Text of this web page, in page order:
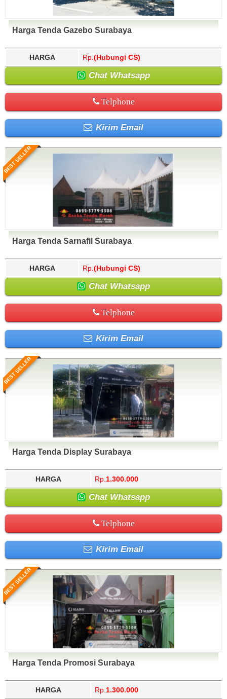
Harga Tenda Gazebo Surabaya
HARGA Rp. (Hubungi CS)
Chat Whatsapp
Telphone
Kirim Email
BEST SELLER
Harga Tenda Sarnafil Surabaya
HARGA Rp. (Hubungi CS)
Chat Whatsapp
Telphone
Kirim Email
BEST SELLER
Harga Tenda Display Surabaya
HARGA Rp. 1.300.000
Chat Whatsapp
Telphone
Kirim Email
BEST SELLER
Harga Tenda Promosi Surabaya
HARGA Rp. 1.300.000